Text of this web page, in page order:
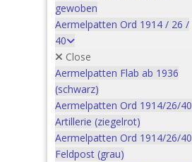
gewoben
Aermelpatten Ord 1914 / 26 /
40
Close
Aermelpatten Flab ab 1936
(schwarz)
Aermelpatten Ord 1914/26/40
Artillerie (ziegelrot)
Aermelpatten Ord 1914/26/40
Feldpost (grau)